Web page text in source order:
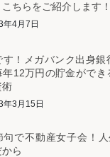
ちらをご紹介します！
年4月7日
す！メガバンク出身銀
年12万円の貯金ができ
術
年3月15日
句で不動産女子会！
ら